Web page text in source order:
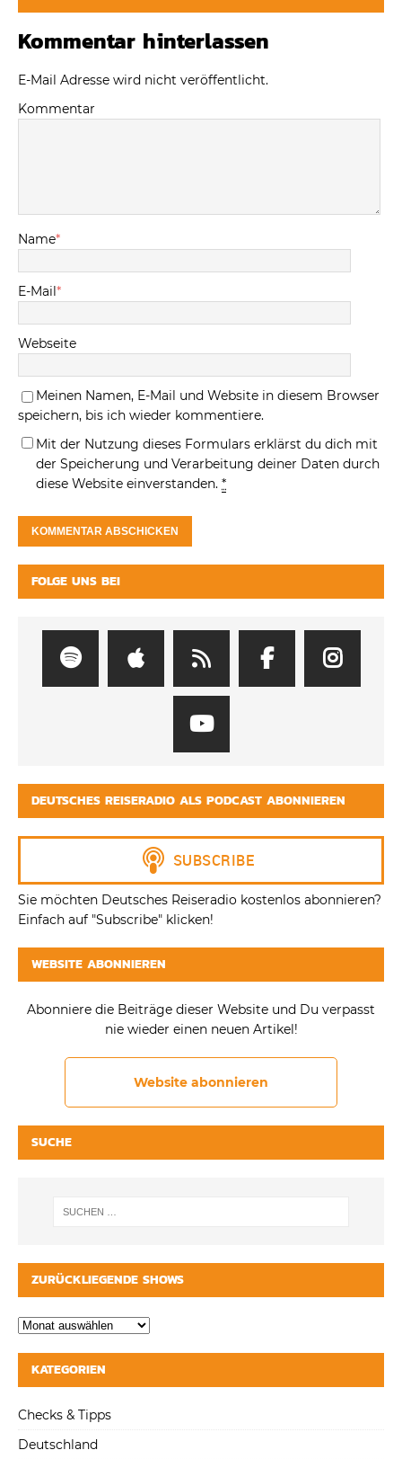
Kommentar hinterlassen
E-Mail Adresse wird nicht veröffentlicht.
Kommentar
Name*
E-Mail *
Webseite
Meinen Namen, E-Mail und Website in diesem Browser
speichern, bis ich wieder kommentiere.
Mit der Nutzung dieses Formulars erklärst du dich mit
der Speicherung und Verarbeitung deiner Daten durch
diese Website einverstanden. *
FOLGE UNS BEI
DEUTSCHES REISERADIO ALS PODCAST ABONNIEREN
Sie möchten Deutsches Reiseradio kostenlos abonnieren?
Einfach auf "Subscribe" klicken!
WEBSITE ABONNIEREN
Abonniere die Beiträge dieser Website und Du verpasst
nie wieder einen neuen Artikel!
Website abonnieren
SUCHE
ZURÜCKLIEGENDE SHOWS
KATEGORIEN
Checks & Tipps
Deutschland